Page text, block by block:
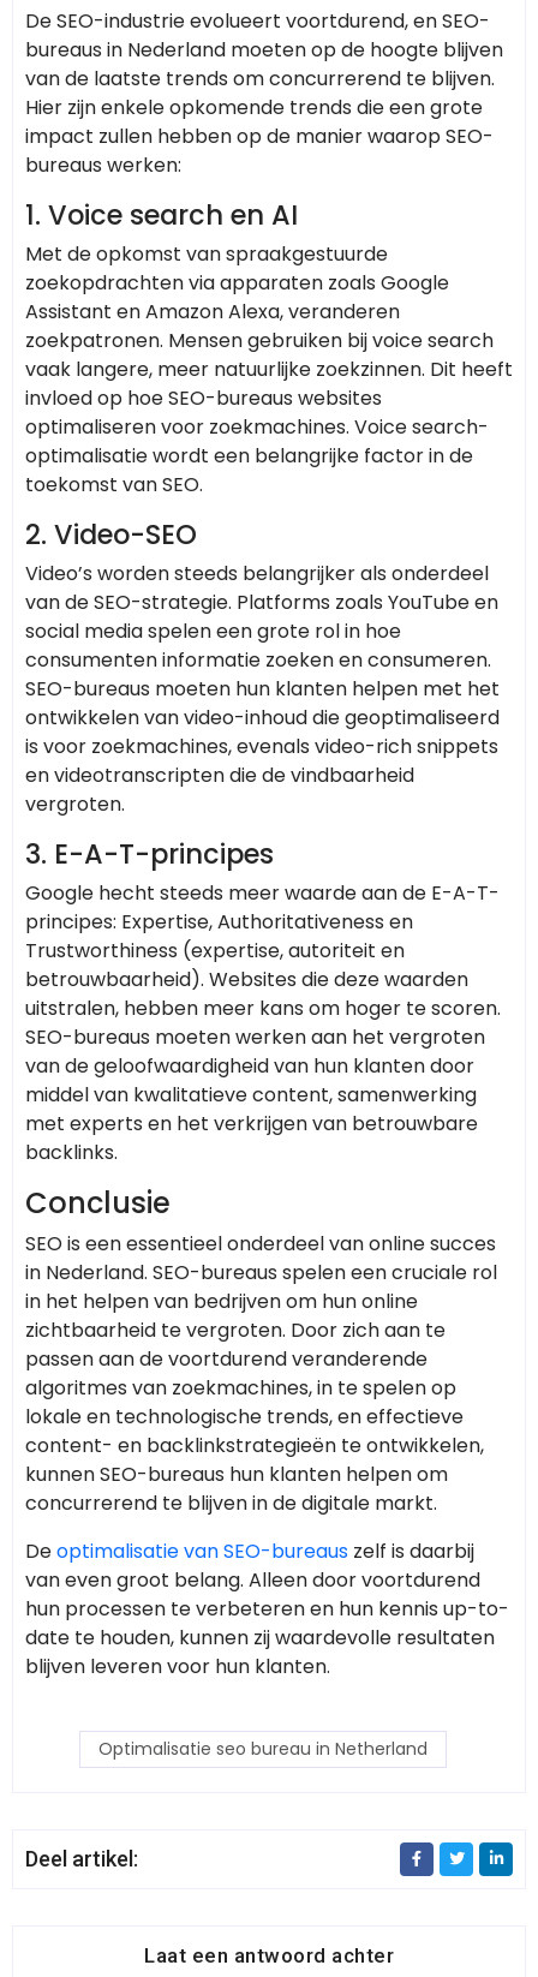
De SEO-industrie evolueert voortdurend, en SEO-
bureaus in Nederland moeten op de hoogte blijven
van de laatste trends om concurrerend te blijven.
Hier zijn enkele opkomende trends die een grote
impact zullen hebben op de manier waarop SEO-
bureaus werken:
1. Voice search en AI
Met de opkomst van spraakgestuurde
zoekopdrachten via apparaten zoals Google
Assistant en Amazon Alexa, veranderen
zoekpatronen. Mensen gebruiken bij voice search
vaak langere, meer natuurlijke zoekzinnen. Dit heeft
invloed op hoe SEO-bureaus websites
optimaliseren voor zoekmachines. Voice search-
optimalisatie wordt een belangrijke factor in de
toekomst van SEO.
2. Video-SEO
Video’s worden steeds belangrijker als onderdeel
van de SEO-strategie. Platforms zoals YouTube en
social media spelen een grote rol in hoe
consumenten informatie zoeken en consumeren.
SEO-bureaus moeten hun klanten helpen met het
ontwikkelen van video-inhoud die geoptimaliseerd
is voor zoekmachines, evenals video-rich snippets
en videotranscripten die de vindbaarheid
vergroten.
3. E-A-T-principes
Google hecht steeds meer waarde aan de E-A-T-
principes: Expertise, Authoritativeness en
Trustworthiness (expertise, autoriteit en
betrouwbaarheid). Websites die deze waarden
uitstralen, hebben meer kans om hoger te scoren.
SEO-bureaus moeten werken aan het vergroten
van de geloofwaardigheid van hun klanten door
middel van kwalitatieve content, samenwerking
met experts en het verkrijgen van betrouwbare
backlinks.
Conclusie
SEO is een essentieel onderdeel van online succes
in Nederland. SEO-bureaus spelen een cruciale rol
in het helpen van bedrijven om hun online
zichtbaarheid te vergroten. Door zich aan te
passen aan de voortdurend veranderende
algoritmes van zoekmachines, in te spelen op
lokale en technologische trends, en effectieve
content- en backlinkstrategieën te ontwikkelen,
kunnen SEO-bureaus hun klanten helpen om
concurrerend te blijven in de digitale markt.
Deoptimalisatie van SEO-bureaus zelf is daarbij
van even groot belang. Alleen door voortdurend
hun processen te verbeteren en hun kennis up-to-
date te houden, kunnen zij waardevolle resultaten
blijven leveren voor hun klanten.
Optimalisatie seo bureau in Netherland
Deel artikel:
Laat een antwoord achter